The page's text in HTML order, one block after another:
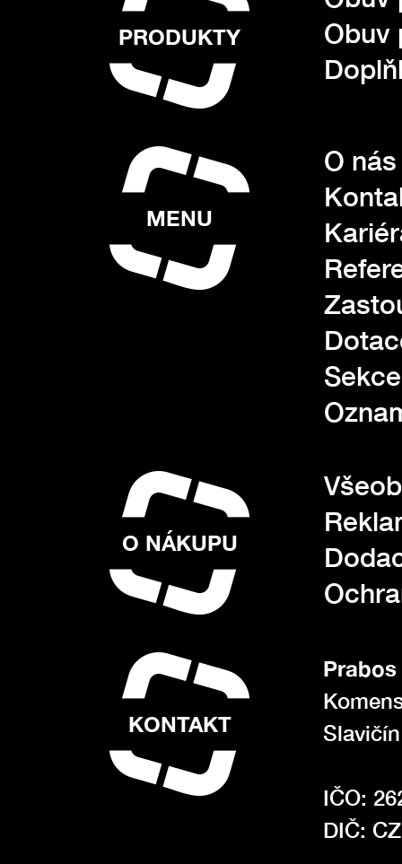
PRODUKTY
Obuv
MENU
O nás
O NÁKUPU
KONTAKT
IČO:
DIČ: